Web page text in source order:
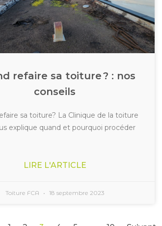
refaire sa toiture ? : nos
conseils
sa toiture? La Clinique de la toiture
explique quand et pourquoi procéder
LIRE L'ARTICLE
Toiture FCA 18 septembre 2023